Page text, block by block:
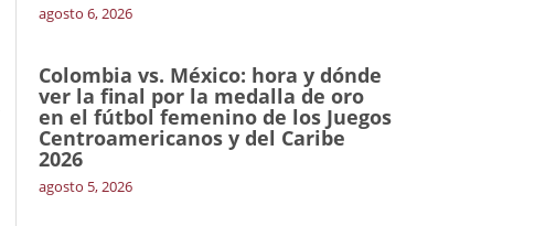
agosto 6, 2026
Colombia vs. México: hora y dónde
ver la final por la medalla de oro
en el fútbol femenino de los Juegos
Centroamericanos y del Caribe
2026
agosto 5, 2026